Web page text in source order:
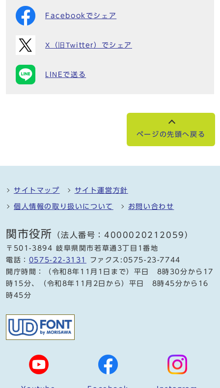
Facebookでシェア
X（旧Twitter）でシェア
LINEで送る
ページの先頭へ戻る
サイトマップ サイト運営方針
個人情報の取り扱いについて お問い合わせ
関市役所 （法人番号：4000020212059）
〒501-3894 岐阜県関市若草通3丁目1番地
電話： 0575-22-3131
ファクス:0575-23-7744
開庁時間：（令和8年11月1日まで）平日 8時30分から17
時15分、（令和8年11月2日から）平日 8時45分から16
時45分